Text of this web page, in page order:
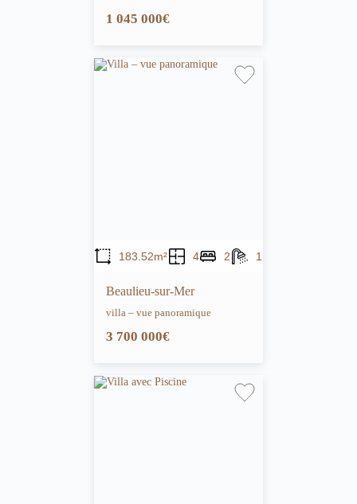
1 045 000€
183.52m² 4 2 1
Beaulieu-sur-Mer
villa – vue panoramique
3 700 000€